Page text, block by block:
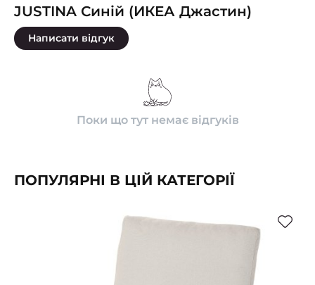
JUSTINA Синій (ИКЕА Джастин)
Написати відгук
Поки що тут немає відгуків
ПОПУЛЯРНІ В ЦІЙ КАТЕГОРІЇ